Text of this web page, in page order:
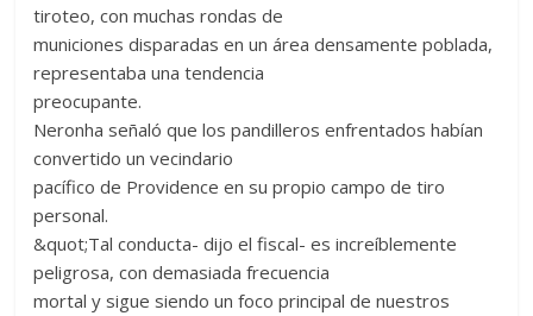
tiroteo, con muchas rondas de
municiones disparadas en un área densamente poblada,
representaba una tendencia
preocupante.
Neronha señaló que los pandilleros enfrentados habían
convertido un vecindario
pacífico de Providence en su propio campo de tiro
personal.
&quot;Tal conducta- dijo el fiscal- es increíblemente
peligrosa, con demasiada frecuencia
mortal y sigue siendo un foco principal de nuestros